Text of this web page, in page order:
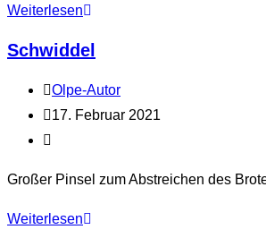
WeiterlesenSchwadenschieber
Schwiddel
Beitrags-
Autor:
Olpe-Autor
Beitrag
veröffentlicht:
17. Februar 2021
Beitrags-
Großer Pinsel zum Abstreichen des
WeiterlesenSchwiddel